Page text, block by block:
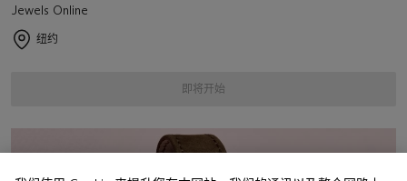
Jewels Online
纽约
即将开始